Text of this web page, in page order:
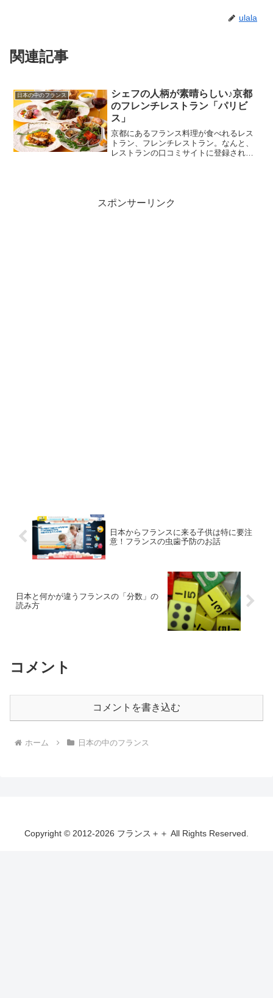
ulala
関連記事
日本の中のフランス
シェフの人柄が素晴らしい♪京都
のフレンチレストラン「パリビ
ス」
京都にあるフランス料理が食べれるレス
トラン、フレンチレストラン。なんと、
レストランの口コミサイトに登録されて
スポンサーリンク
日本からフランスに来る子供は特に要注
意！フランスの虫歯予防のお話
日本と何かが違うフランスの「分数」の
読み方
コメント
コメントを書き込む
ホーム 日本の中のフランス
Copyright © 2012-2026 フランス＋＋ All Rights Reserved.